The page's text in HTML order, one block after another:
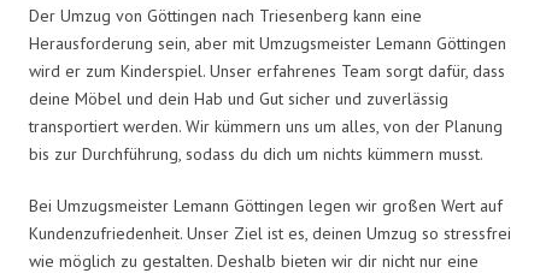
Der Umzug von Göttingen nach Triesenberg kann eine
Herausforderung sein, aber mit Umzugsmeister Lemann Göttingen
wird er zum Kinderspiel. Unser erfahrenes Team sorgt dafür, dass
deine Möbel und dein Hab und Gut sicher und zuverlässig
transportiert werden. Wir kümmern uns um alles, von der Planung
bis zur Durchführung, sodass du dich um nichts kümmern musst.
Bei Umzugsmeister Lemann Göttingen legen wir großen Wert auf
Kundenzufriedenheit. Unser Ziel ist es, deinen Umzug so stressfrei
wie möglich zu gestalten. Deshalb bieten wir dir nicht nur eine